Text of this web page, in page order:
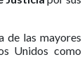
de las mayores
Unidos como